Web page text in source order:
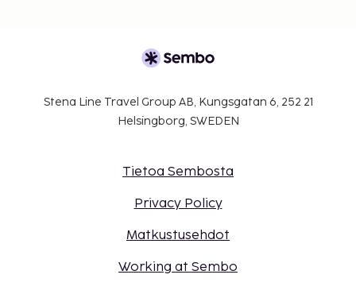
Stena Line Travel Group AB, Kungsgatan 6, 252 21
Helsingborg, SWEDEN
Tietoa Sembosta
Privacy Policy
Matkustusehdot
Working at Sembo